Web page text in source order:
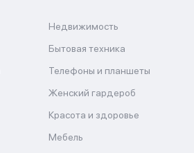
Недвижимость
Бытовая техника
Телефоны и планшеты
Женский гардероб
Красота и здоровье
Мебель